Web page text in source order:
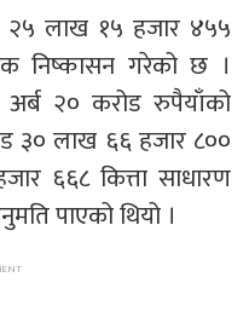
२५ लाख १५ हजार ४५५
निष्कासन गरेको छ ।
२० करोड रुपैयाँको
३० लाख ६६ हजार ८००
६६८ कित्ता साधारण
पाएको थियो ।